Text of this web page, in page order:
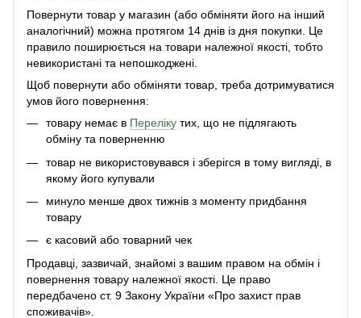
Повернути товар у магазин (або обміняти його на інший
аналогічний) можна протягом 14 днів із дня покупки. Це
правило поширюється на товари належної якості, тобто
невикористані та непошкоджені.
Щоб повернути або обміняти товар, треба дотримуватися
умов його повернення:
товару немає в Переліку тих, що не підлягають
обміну та поверненню
товар не використовувався і зберігся в тому вигляді, в
якому його купували
минуло менше двох тижнів з моменту придбання
товару
є касовий або товарний чек
Продавці, зазвичай, знайомі з вашим правом на обмін і
повернення товару належної якості. Це право
передбачено ст. 9 Закону України «Про захист прав
споживачів».